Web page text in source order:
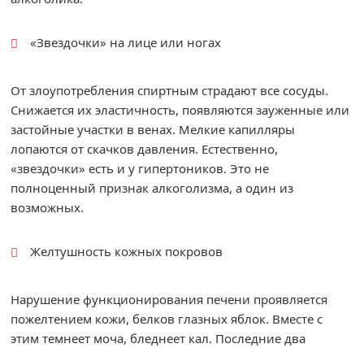
«Звездочки» на лице или ногах
От злоупотребления спиртным страдают все сосуды.
Снижается их эластичность, появляются зауженные или
застойные участки в венах. Мелкие капилляры
лопаются от скачков давления. Естественно,
«звездочки» есть и у гипертоников. Это не
полноценный признак алкоголизма, а один из
возможных.
Желтушность кожных покровов
Нарушение функционирования печени проявляется
пожелтением кожи, белков глазных яблок. Вместе с
этим темнеет моча, бледнеет кал. Последние два